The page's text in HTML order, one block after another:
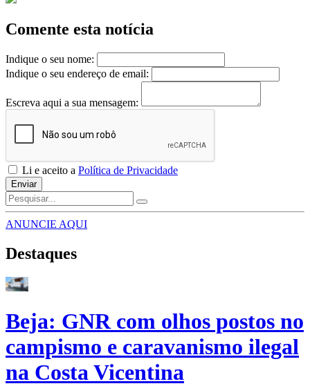
Comente esta notícia
Indique o seu nome:
Indique o seu endereço de email:
Escreva aqui a sua mensagem:
Li e aceito a Política de Privacidade
Enviar
ANUNCIE AQUI
Destaques
Beja: GNR com olhos postos no
campismo e caravanismo ilegal
na Costa Vicentina